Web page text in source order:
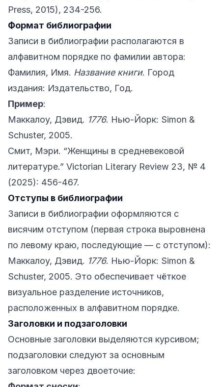
Press, 2015), 234-256.
Формат библиографии
Записи в библиографии располагаются в
алфавитном порядке по фамилии автора:
Фамилия, Имя. Название книги. Город
издания: Издательство, Год.
Пример:
Маккалоу, Дэвид. 1776. Нью-Йорк: Simon &
Schuster, 2005.
Смит, Мэри. “Женщины в средневековой
литературе.” Victorian Literary Review 23, № 4
(2025): 456-467.
Отступы в библиографии
Записи в библиографии оформляются с
висячим отступом (первая строка выровнена
по левому краю, последующие — с отступом):
Маккалоу, Дэвид. 1776. Нью-Йорк: Simon &
Schuster, 2005. Это обеспечивает чёткое
визуальное разделение источников,
расположенных в алфавитном порядке.
Заголовки и подзаголовки
Основные заголовки выделяются курсивом;
подзаголовки следуют за основным
заголовком через двоеточие: